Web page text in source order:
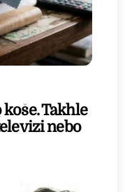
Takhle
nebo